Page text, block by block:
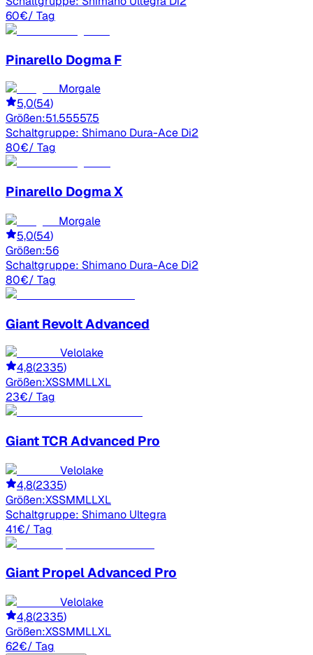
60€/ Tag
Pinarello Dogma F
Morgale
5,0(54)
Größen:51.55557.5
Schaltgruppe: Shimano Dura-Ace Di2
80€/ Tag
Pinarello Dogma X
Morgale
5,0(54)
Größen:56
Schaltgruppe: Shimano Dura-Ace Di2
80€/ Tag
Giant Revolt Advanced
Velolake
4,8(2335)
Größen:XSSMMLLXL
23€/ Tag
GiantTCR Advanced Pro
Velolake
4,8(2335)
Größen:XSSMMLLXL
Schaltgruppe: Shimano Ultegra
41€/ Tag
Giant Propel Advanced Pro
Velolake
4,8(2335)
Größen:XSSMMLLXL
62€/ Tag